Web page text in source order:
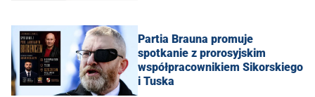
Partia Brauna promuje
spotkanie z prorosyjskim
współpracownikiem Sikorskiego
i Tuska